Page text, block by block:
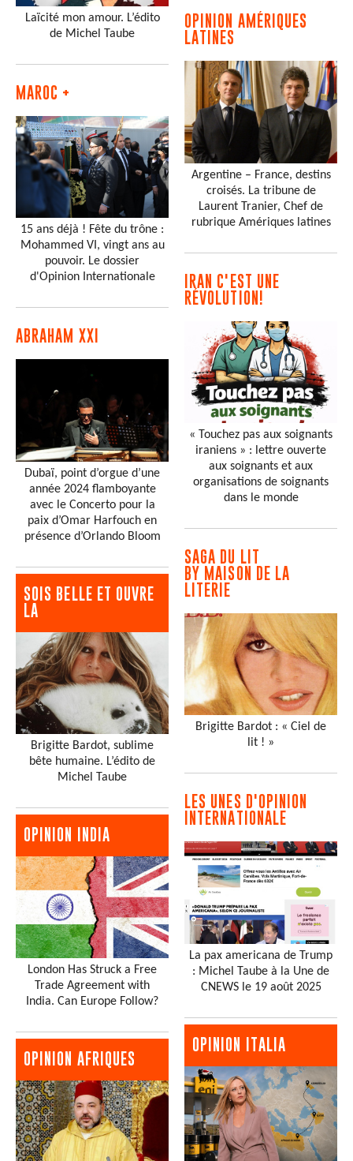
Laïcité mon amour. L’édito
de Michel Taube
MAROC +
15 ans déjà ! Fête du trône :
Mohammed VI, vingt ans au
pouvoir. Le dossier
d'Opinion Internationale
ABRAHAM XXI
Dubaï, point d’orgue d’une
année 2024 flamboyante
avec le Concerto pour la
paix d’Omar Harfouch en
présence d’Orlando Bloom
SOIS BELLE ET OUVRE
LA
Brigitte Bardot, sublime
bête humaine. L’édito de
Michel Taube
OPINION INDIA
London Has Struck a Free
Trade Agreement with
India. Can Europe Follow?
OPINION AFRIQUES
OPINION AMÉRIQUES
LATINES
Argentine – France, destins
croisés. La tribune de
Laurent Tranier, Chef de
rubrique Amériques latines
IRAN C'EST UNE
RÉVOLUTION!
« Touchez pas aux soignants
iraniens » : lettre ouverte
aux soignants et aux
organisations de soignants
dans le monde
SAGA DU LIT
BY MAISON DE LA
LITERIE
Brigitte Bardot : « Ciel de
lit ! »
LES UNES D'OPINION
INTERNATIONALE
La pax americana de Trump
: Michel Taube à la Une de
CNEWS le 19 août 2025
OPINION ITALIA